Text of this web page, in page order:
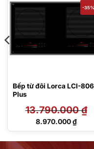
-35%
Bếp từ đôi Lorca LCI-806
Plus
13.790.000₫
Giá
8.970.000₫
Giá